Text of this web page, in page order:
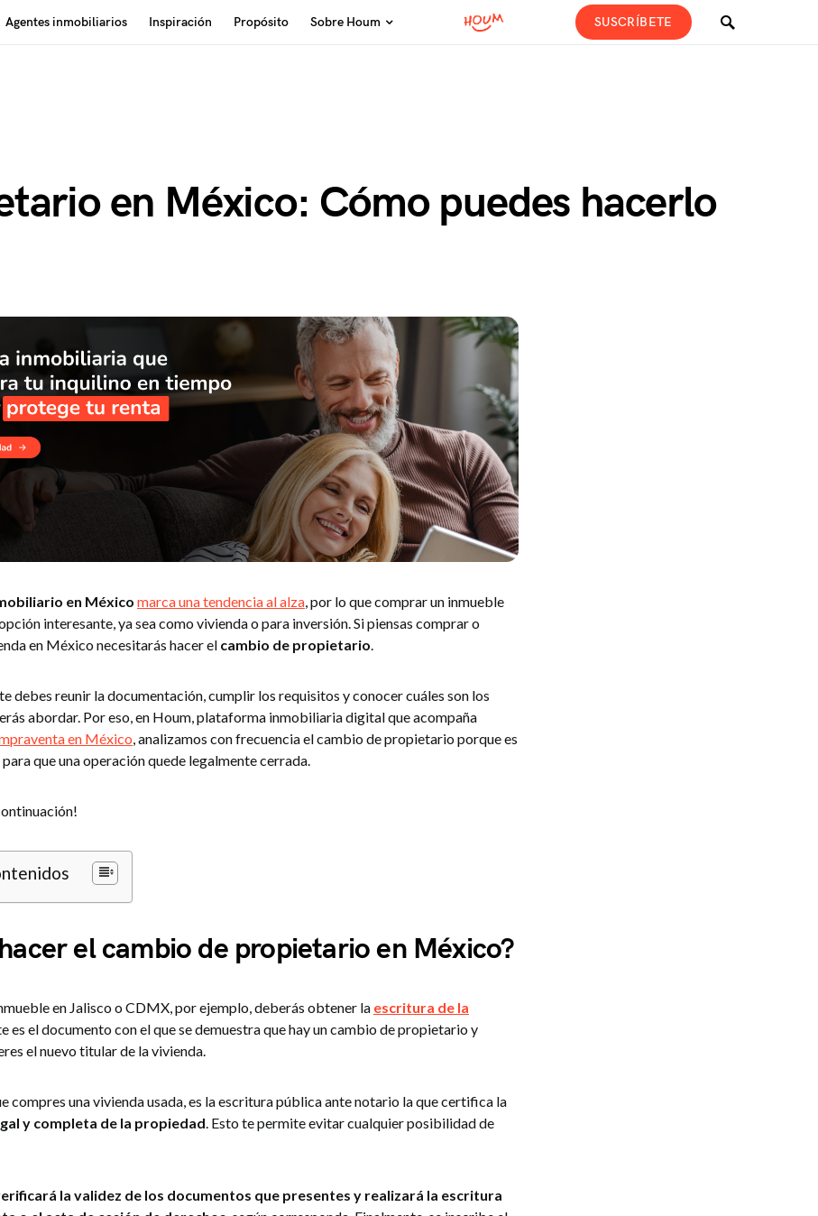
Agentes inmobiliarios Inspiración Propósito Sobre Houm SUSCRÍBETE
en México: Cómo puedes hacerlo
en México marca una tendencia al alza, por lo que comprar un inmueble
interesante, ya sea como vivienda o para inversión. Si piensas comprar o
en México necesitarás hacer el cambio de propietario.
debes reunir la documentación, cumplir los requisitos y conocer cuáles son los
abordar. Por eso, en Houm, plataforma inmobiliaria digital que acompaña
en México, analizamos con frecuencia el cambio de propietario porque es
que una operación quede legalmente cerrada.
el cambio de propietario en México?
en Jalisco o CDMX, por ejemplo, deberás obtener la escritura de la
es el documento con el que se demuestra que hay un cambio de propietario y
el nuevo titular de la vivienda.
compres una vivienda usada, es la escritura pública ante notario la que certifica la
y completa de la propiedad. Esto te permite evitar cualquier posibilidad de
la validez de los documentos que presentes y realizará la escritura